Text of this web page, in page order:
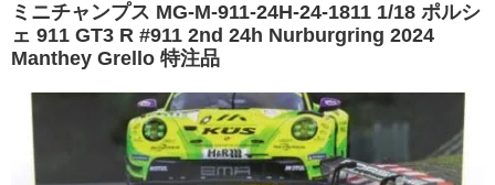
ミニチャンプス MG-M-911-24H-24-1811 1/18 ポルシ
ェ 911 GT3 R #911 2nd 24h Nurburgring 2024
Manthey Grello 特注品